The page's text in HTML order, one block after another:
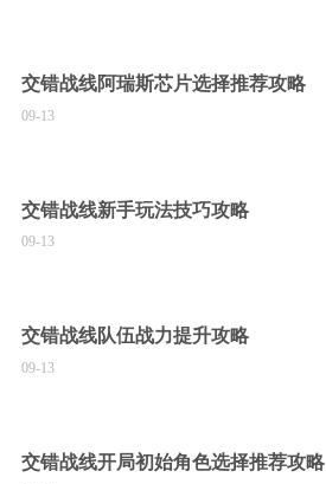
交错战线阿瑞斯芯片选择推荐攻略
09-13
交错战线新手玩法技巧攻略
09-13
交错战线队伍战力提升攻略
09-13
交错战线开局初始角色选择推荐攻略